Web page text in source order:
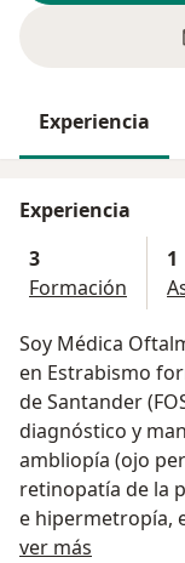
Experiencia
Experiencia
3
Formación
1
Soy Médica
en Estrabismo
de Santander
diagnóstico y
ambliopía (ojo
retinopatía de la
e hipermetropía,
Soy miembro de
ver más